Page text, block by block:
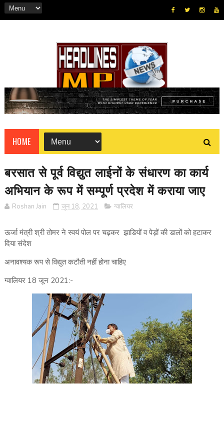
HOME
बरसात से पूर्व विद्युत लाईनों के संधारण का कार्य
अभियान के रूप में सम्पूर्ण प्रदेश में कराया जाए
Roshan Jain जून 18, 2021 ग्वालियर
ऊर्जा मंत्री श्री तोमर ने स्वयं पोल पर चढ़कर झाडियों व पेड़ों की डालों को हटाकर
दिया संदेश
अनावश्यक रूप से विद्युत कटौती नहीं होना चाहिए
ग्वालियर 18 जून 2021:-